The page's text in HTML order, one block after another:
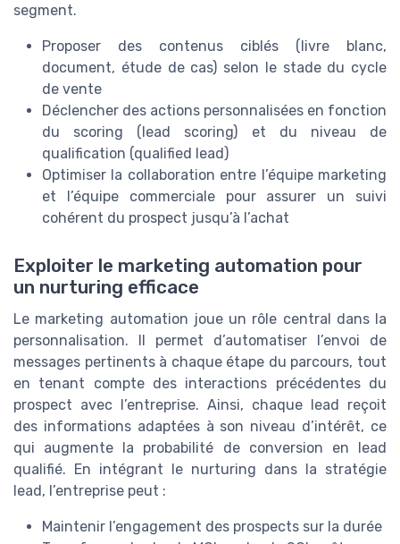
segment.
Proposer des contenus ciblés (livre blanc,
document, étude de cas) selon le stade du cycle
de vente
Déclencher des actions personnalisées en fonction
du scoring (lead scoring) et du niveau de
qualification (qualified lead)
Optimiser la collaboration entre l’équipe marketing
et l’équipe commerciale pour assurer un suivi
cohérent du prospect jusqu’à l’achat
Exploiter le marketing automation pour
un nurturing efficace
Le marketing automation joue un rôle central dans la
personnalisation. Il permet d’automatiser l’envoi de
messages pertinents à chaque étape du parcours, tout
en tenant compte des interactions précédentes du
prospect avec l’entreprise. Ainsi, chaque lead reçoit
des informations adaptées à son niveau d’intérêt, ce
qui augmente la probabilité de conversion en lead
qualifié. En intégrant le nurturing dans la stratégie
lead, l’entreprise peut :
Maintenir l’engagement des prospects sur la durée